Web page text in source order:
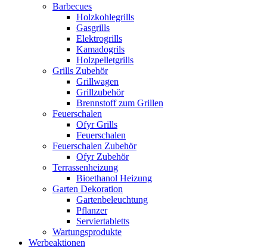
Barbecues
Holzkohlegrills
Gasgrills
Elektrogrills
Kamadogrils
Holzpelletgrills
Grills Zubehör
Grillwagen
Grillzubehör
Brennstoff zum Grillen
Feuerschalen
Ofyr Grills
Feuerschalen
Feuerschalen Zubehör
Ofyr Zubehör
Terrassenheizung
Bioethanol Heizung
Garten Dekoration
Gartenbeleuchtung
Pflanzer
Serviertabletts
Wartungsprodukte
Werbeaktionen